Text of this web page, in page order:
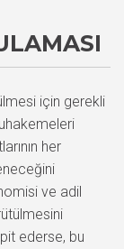
için gerekli
her
ve adil
ederse, bu